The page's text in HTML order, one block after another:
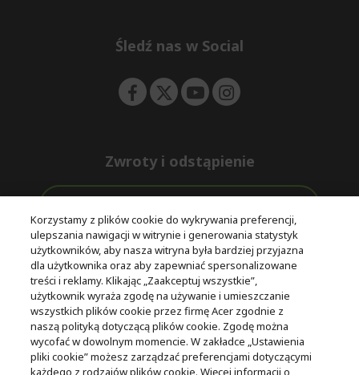
e
Śledź nas w Social
Zwroty i odstąpienie
Darmowa
ekspresowa
dostawa
Wsparcie
przed i po
zakupie
Bezpieczne
płatności
© 2025 Acer Inc.
Firma CPYou BV jest autoryzowanym sprzedawcą produktów i
usług oferowanych w tym sklepie.
Korzystamy z plików cookie do wykrywania preferencji,
ulepszania nawigacji w witrynie i generowania statystyk
użytkowników, aby nasza witryna była bardziej przyjazna
dla użytkownika oraz aby zapewniać spersonalizowane
treści i reklamy. Klikając „Zaakceptuj wszystkie”,
użytkownik wyraża zgodę na używanie i umieszczanie
wszystkich plików cookie przez firmę Acer zgodnie z
naszą polityką dotyczącą plików cookie. Zgodę można
wycofać w dowolnym momencie. W zakładce „Ustawienia
pliki cookie” możesz zarządzać preferencjami dotyczącymi
każdego z rodzajów plików cookie. Więcej informacji o